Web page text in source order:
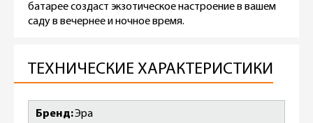
батарее создаст экзотическое настроение в вашем
саду в вечернее и ночное время.
ТЕХНИЧЕСКИЕ ХАРАКТЕРИСТИКИ
БрендЭра